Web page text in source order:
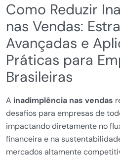
Como Reduzir
nas Vendas:
Avançadas e
Práticas para
Brasileiras
A inadimplência nas vendas
desafios para empresas de
impactando diretamente no
financeira e na
mercados altamente